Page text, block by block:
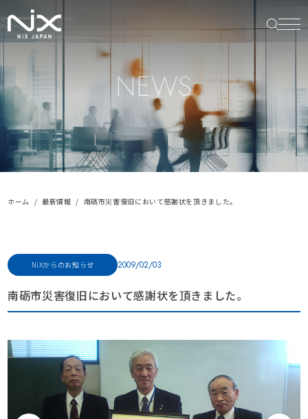
NEWS
ホーム 最新情報 南砺市災害復旧において感謝状を頂きました。
NiXからのお知らせ 2009/02/03
南砺市災害復旧において感謝状を頂きました。